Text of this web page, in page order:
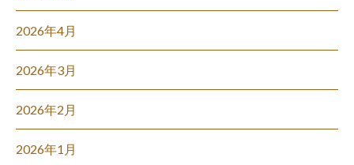
2026年4月
2026年3月
2026年2月
2026年1月